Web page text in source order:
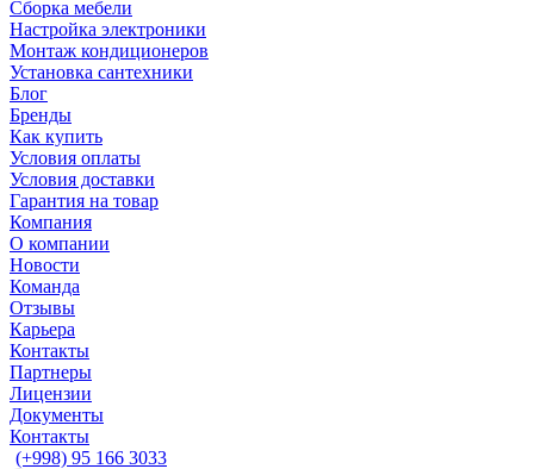
Сборка мебели
Настройка электроники
Монтаж кондиционеров
Установка сантехники
Блог
Бренды
Как купить
Условия оплаты
Условия доставки
Гарантия на товар
Компания
О компании
Новости
Команда
Отзывы
Карьера
Контакты
Партнеры
Лицензии
Документы
Контакты
(+998) 95 166 3033